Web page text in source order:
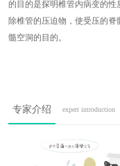
的目的是探明椎管内病变的
除椎管的压迫物，使受压的
髓空洞的目的。
专家介绍 expert introduction